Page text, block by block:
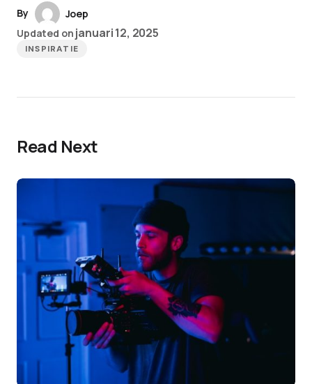
By
Joep
Updated on januari 12, 2025
INSPIRATIE
Read Next